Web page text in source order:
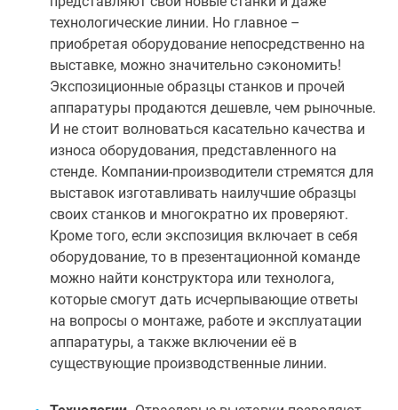
технологические линии. Но главное –
приобретая оборудование непосредственно на
выставке, можно значительно сэкономить!
Экспозиционные образцы станков и прочей
аппаратуры продаются дешевле, чем рыночные.
И не стоит волноваться касательно качества и
износа оборудования, представленного на
стенде. Компании-производители стремятся для
выставок изготавливать наилучшие образцы
своих станков и многократно их проверяют.
Кроме того, если экспозиция включает в себя
оборудование, то в презентационной команде
можно найти конструктора или технолога,
которые смогут дать исчерпывающие ответы
на вопросы о монтаже, работе и эксплуатации
аппаратуры, а также включении её в
существующие производственные линии.